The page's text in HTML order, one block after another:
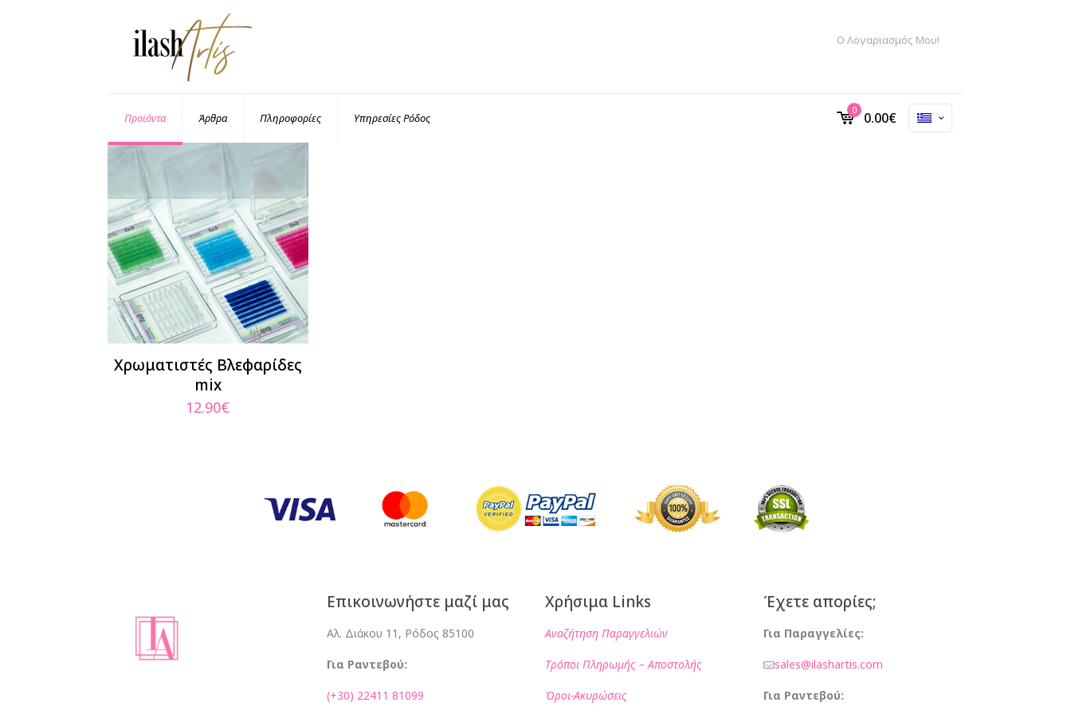
Προϊόντα Άρθρα Πληροφορίες Υπηρεσίες Ρόδος
Ο Λογαριασμός Μου!
0 0.00€
Χρωματιστές Βλεφαρίδες
mix
12.90€
Επικοινωνήστε μαζί μας
Αλ. Διάκου 11, Ρόδος 85100
Για Ραντεβού:
(+30) 22411 81099
Χρήσιμα Links
Αναζήτηση Παραγγελιών
Τρόποι Πληρωμής – Αποστολής
Όροι-Ακυρώσεις
Έχετε απορίες;
Για Παραγγελίες:
sales@ilashartis.com
Για Ραντεβού: